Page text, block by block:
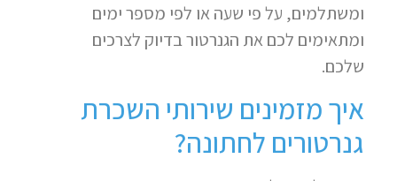
ומשתלמים, על פי שעה או לפי מספר ימים
ומתאימים לכם את הגנרטור בדיוק לצרכים
שלכם.
איך מזמינים שירותי השכרת
גנרטורים לחתונה?